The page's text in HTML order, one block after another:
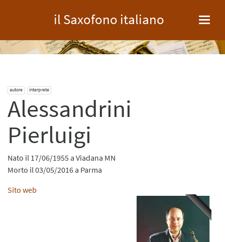
il Saxofono italiano
autore interprete
Alessandrini
Pierluigi
Nato il 17/06/1955 a Viadana MN
Morto il 03/05/2016 a Parma
Sito web